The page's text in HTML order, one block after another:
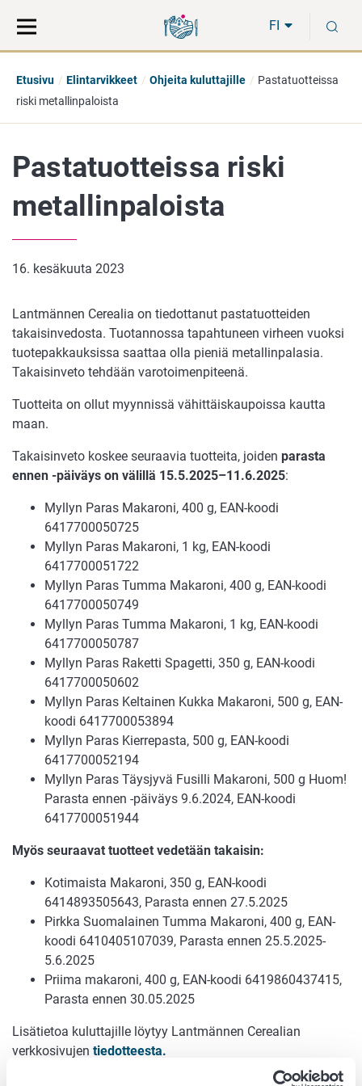
suoraan
sisältöön
koko
sivuston
FI
Etusivu Elintarvikkeet Ohjeita kuluttajille
Pastatuotteissa
riski metallinpaloista
Pastatuotteissa riski
metallinpaloista
16. kesäkuuta 2023
Lantmännen Cerealia on tiedottanut pastatuotteiden
takaisinvedosta. Tuotannossa tapahtuneen virheen vuoksi
tuotepakkauksissa saattaa olla pieniä metallinpalasia.
Takaisinveto tehdään varotoimenpiteenä.
Tuotteita on ollut myynnissä vähittäiskaupoissa kautta
maan.
Takaisinveto koskee seuraavia tuotteita, joiden parasta
ennen -päiväys on välillä 15.5.2025–11.6.2025:
Myllyn Paras Makaroni, 400 g, EAN-koodi
6417700050725
Myllyn Paras Makaroni, 1 kg, EAN-koodi
6417700051722
Myllyn Paras Tumma Makaroni, 400 g, EAN-koodi
6417700050749
Myllyn Paras Tumma Makaroni, 1 kg, EAN-koodi
6417700050787
Myllyn Paras Raketti Spagetti, 350 g, EAN-koodi
6417700050602
Myllyn Paras Keltainen Kukka Makaroni, 500 g, EAN-
koodi 6417700053894
Myllyn Paras Kierrepasta, 500 g, EAN-koodi
6417700052194
Myllyn Paras Täysjyvä Fusilli Makaroni, 500 g Huom!
Parasta ennen -päiväys 9.6.2024, EAN-koodi
6417700051944
Myös seuraavat tuotteet vedetään takaisin:
Kotimaista Makaroni, 350 g, EAN-koodi
6414893505643, Parasta ennen 27.5.2025
Pirkka Suomalainen Tumma Makaroni, 400 g, EAN-
koodi 6410405107039, Parasta ennen 25.5.2025-
5.6.2025
Priima makaroni, 400 g, EAN-koodi 6419860437415,
Parasta ennen 30.05.2025
Lisätietoa kuluttajille löytyy Lantmännen Cerealian
verkkosivujen tiedotteesta.